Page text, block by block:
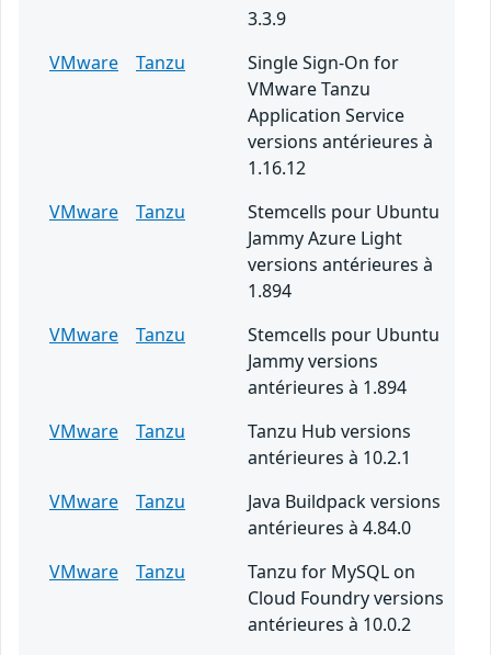
3.3.9
VMware
Tanzu
Single Sign-On for
VMware Tanzu
Application Service
versions antérieures à
1.16.12
VMware
Tanzu
Stemcells pour Ubuntu
Jammy Azure Light
versions antérieures à
1.894
VMware
Tanzu
Stemcells pour Ubuntu
Jammy versions
antérieures à 1.894
VMware
Tanzu
Tanzu Hub versions
antérieures à 10.2.1
VMware
Tanzu
Java Buildpack versions
antérieures à 4.84.0
VMware
Tanzu
Tanzu for MySQL on
Cloud Foundry versions
antérieures à 10.0.2